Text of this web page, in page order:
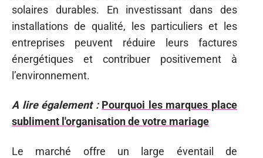
solaires durables. En investissant dans des
installations de qualité, les particuliers et les
entreprises peuvent réduire leurs factures
énergétiques et contribuer positivement à
l’environnement.
A lire également : Pourquoi les marques place
subliment l'organisation de votre mariage
Le marché offre un large éventail de